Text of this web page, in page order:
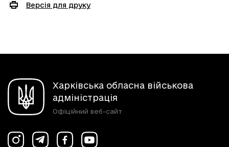
Версія для друку
Харківська обласна військова
адміністрація
Офіційний веб-сайт